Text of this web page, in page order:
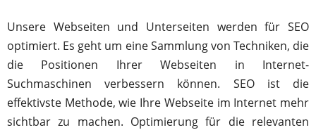
Unsere Webseiten und Unterseiten werden für SEO
optimiert. Es geht um eine Sammlung von Techniken, die
die Positionen Ihrer Webseiten in Internet-
Suchmaschinen verbessern können. SEO ist die
effektivste Methode, wie Ihre Webseite im Internet mehr
sichtbar zu machen. Optimierung für die relevanten